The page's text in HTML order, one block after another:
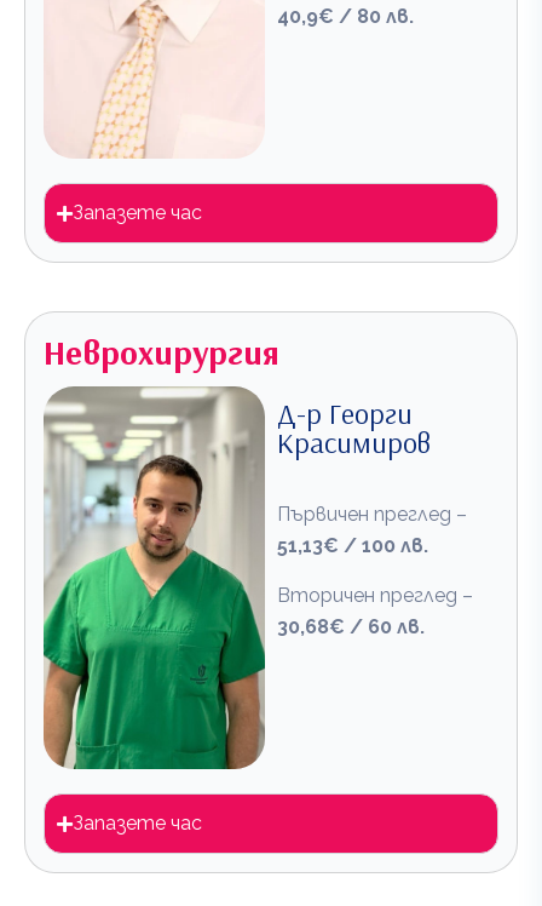
40,9€ / 80 лв.
Запазете час
Неврохирургия
Д-р Георги
Красимиров
Първичен преглед –
51,13€ / 100 лв.
Вторичен преглед –
30,68€ / 60 лв.
Запазете час